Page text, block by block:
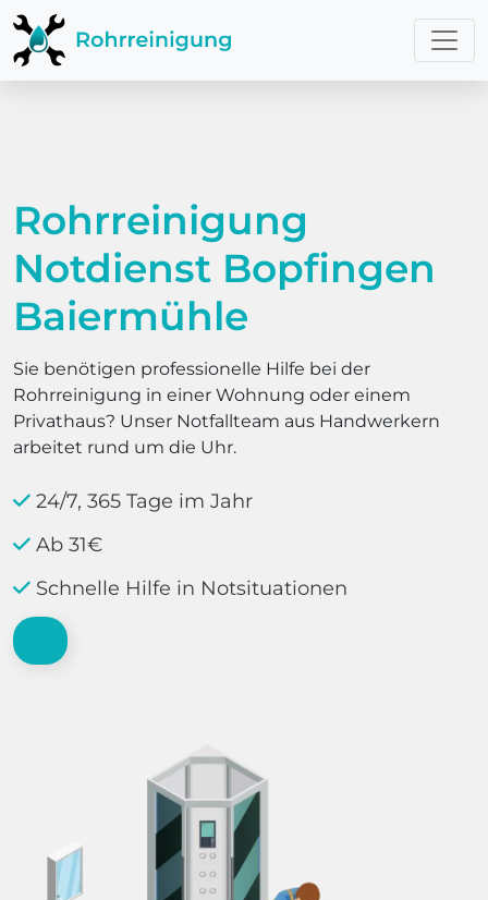
Rohrreinigung
Notdienst Bopfingen
Baiermühle
Sie benötigen professionelle Hilfe bei der
Rohrreinigung in einer Wohnung oder einem
Privathaus? Unser Notfallteam aus Handwerkern
arbeitet rund um die Uhr.
24/7, 365 Tage im Jahr
Ab 31€
Schnelle Hilfe in Notsituationen